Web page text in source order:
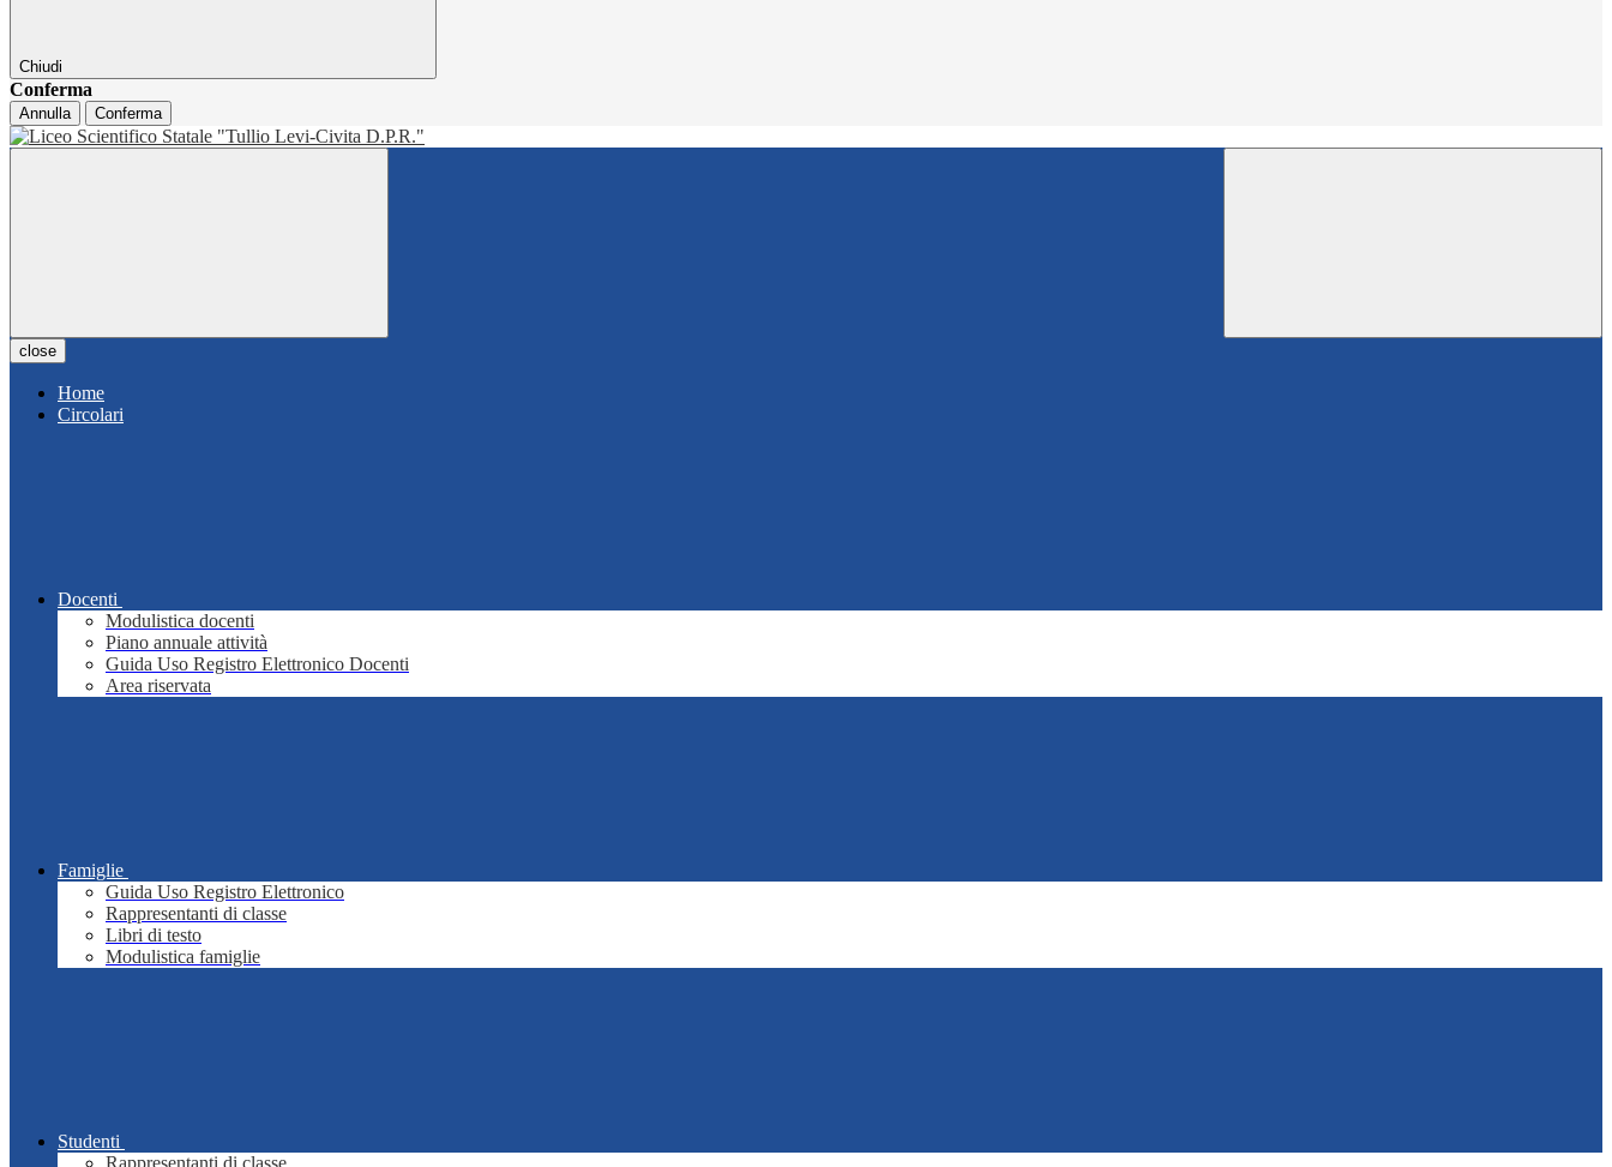
Chiudi
Conferma
Annulla Conferma
close
Home
Circolari
Docenti
Modulistica docenti
Piano annuale attività
Guida Uso Registro Elettronico Docenti
Area riservata
Famiglie
Guida Uso Registro Elettronico
Rappresentanti di classe
Libri di testo
Modulistica famiglie
Studenti